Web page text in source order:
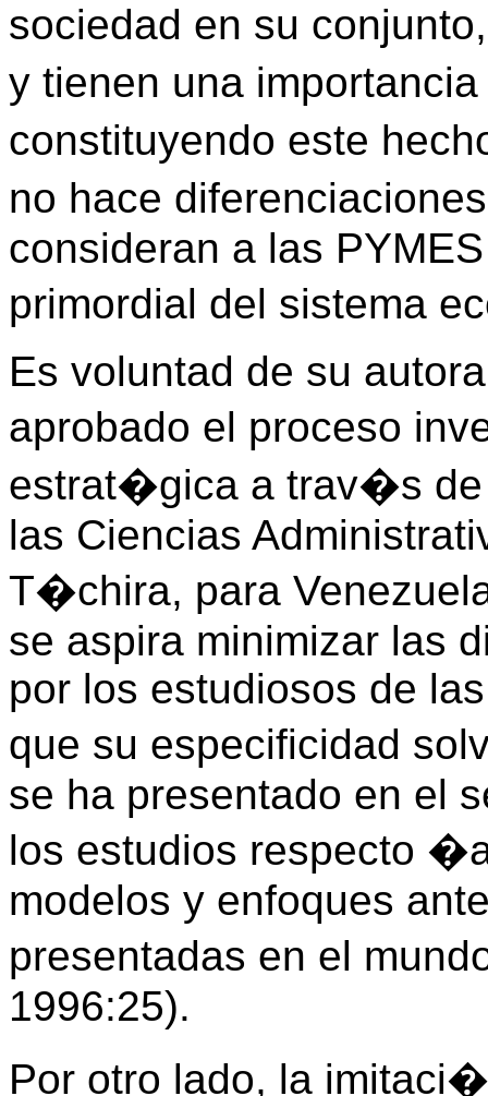
sociedad en su
y tienen una
constituyendo este
no hace
consideran a las
primordial del sistema
Es voluntad de su
aprobado el proceso
estrat�gica a trav�s de
las Ciencias
T�chira, para
se aspira minimizar las
por los estudiosos de
que su especificidad
se ha presentado en el
los estudios respecto
modelos y enfoques
presentadas en el
1996:25).
Por otro lado, la